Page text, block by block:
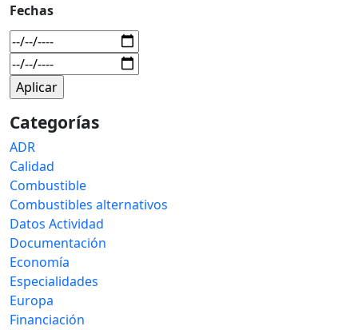
Fechas
Categorías
ADR
Calidad
Combustible
Combustibles alternativos
Datos Actividad
Documentación
Economía
Especialidades
Europa
Financiación